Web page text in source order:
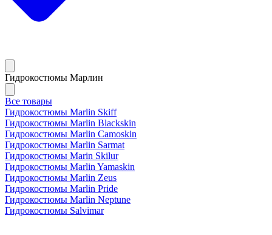
Гидрокостюмы Марлин
Все товары
Гидрокостюмы Marlin Skiff
Гидрокостюмы Marlin Blackskin
Гидрокостюмы Marlin Camoskin
Гидрокостюмы Marlin Sarmat
Гидрокостюмы Marin Skilur
Гидрокостюмы Marlin Yamaskin
Гидрокостюмы Marlin Zeus
Гидрокостюмы Marlin Pride
Гидрокостюмы Marlin Neptune
Гидрокостюмы Salvimar